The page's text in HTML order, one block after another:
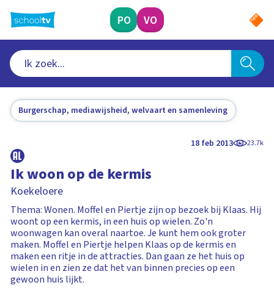
naar
hoofdinhoud
PO VO
Burgerschap, mediawijsheid, welvaart en samenleving
18 feb 2013 23.7k
Ik woon op de kermis
Koekeloere
Thema: Wonen. Moffel en Piertje zijn op bezoek bij Klaas. Hij
woont op een kermis, in een huis op wielen. Zo'n
woonwagen kan overal naartoe. Je kunt hem ook groter
maken. Moffel en Piertje helpen Klaas op de kermis en
maken een ritje in de attracties. Dan gaan ze het huis op
wielen in en zien ze dat het van binnen precies op een
gewoon huis lijkt.